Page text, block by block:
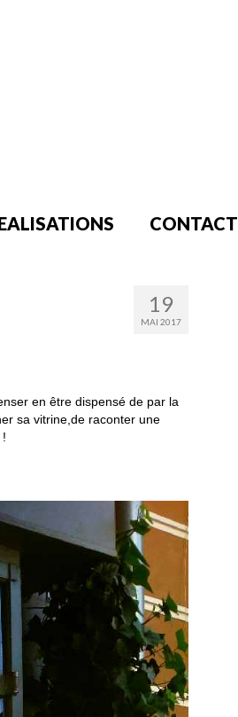
CONTACT
19
MAI 2017
en être dispensé de par la
sa vitrine,de raconter une